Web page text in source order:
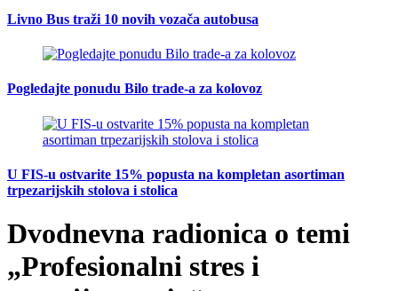
Livno Bus traži 10 novih vozača autobusa
Pogledajte ponudu Bilo trade-a za kolovoz
U FIS-u ostvarite 15% popusta na kompletan asortiman
trpezarijskih stolova i stolica
Dvodnevna radionica o temi
„Profesionalni stres i